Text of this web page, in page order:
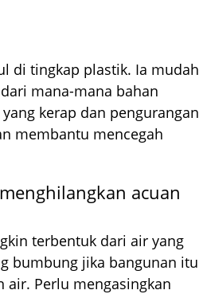
di tingkap plastik. Ia mudah
mana-mana bahan
kerap dan pengurangan
membantu mencegah
acuan
terbentuk dari air yang
bumbung jika bangunan itu
air. Perlu mengasingkan